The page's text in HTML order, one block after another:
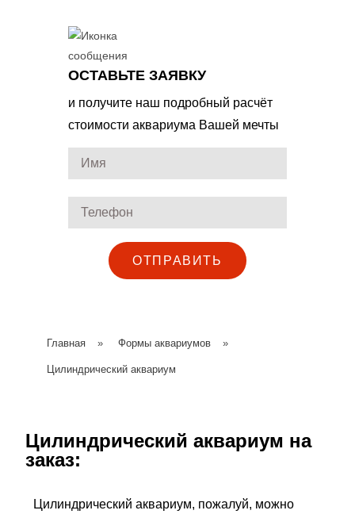
ОСТАВЬТЕ ЗАЯВКУ
и получите наш подробный расчёт
стоимости аквариума Вашей мечты
ОТПРАВИТЬ
Главная » Формы аквариумов »
Цилиндрический аквариум
Цилиндрический аквариум на
заказ:
Цилиндрический аквариум, пожалуй, можно